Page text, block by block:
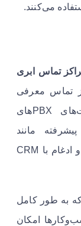
می‌کنند.
تماس ابری
تماس معرفی
شدند. مراکز تماس ابری تمام قابلیت‌های PBXهای
مانند
تجزیه‌وتحلیل تماس، مدیریت صف انتظار، و ادغام با CRM
به طور کامل
امکان